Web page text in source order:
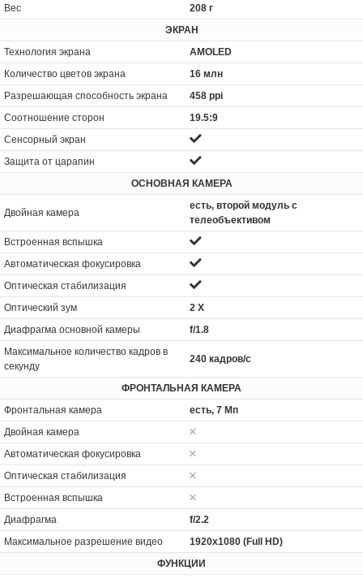
Вес
208 г
ЭКРАН
Технология экрана
AMOLED
Количество цветов экрана
16 млн
Разрешающая способность экрана
458 ppi
Соотношение сторон
19.5:9
Сенсорный экран
Защита от царапин
ОСНОВНАЯ КАМЕРА
Двойная камера
есть, второй модуль с
телеобъективом
Встроенная вспышка
Автоматическая фокусировка
Оптическая стабилизация
Оптический зум
2 Х
Диафрагма основной камеры
f/1.8
Максимальное количество кадров в
секунду
240 кадров/с
ФРОНТАЛЬНАЯ КАМЕРА
Фронтальная камера
есть, 7 Мп
Двойная камера
Автоматическая фокусировка
Оптическая стабилизация
Встроенная вспышка
Диафрагма
f/2.2
Максимальное разрешение видео
1920x1080 (Full HD)
ФУНКЦИИ